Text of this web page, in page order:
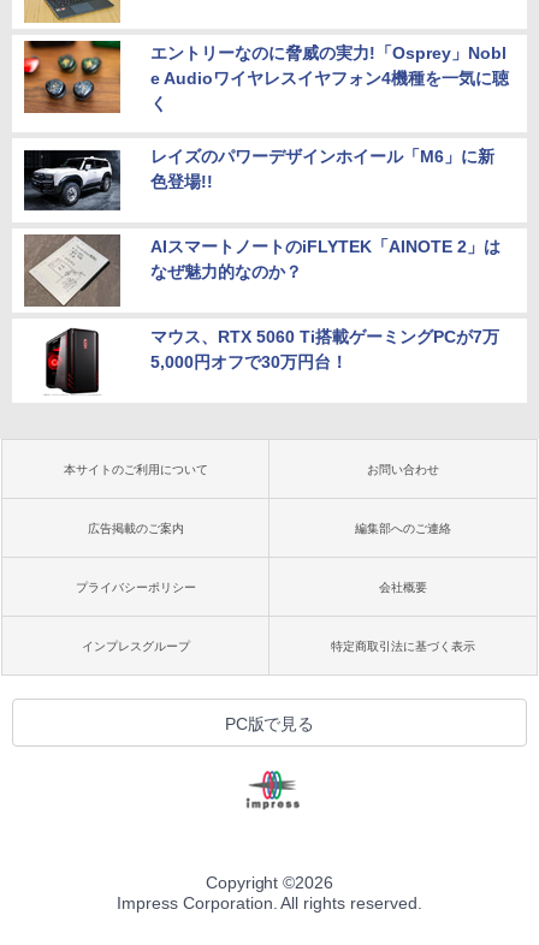
エントリーなのに脅威の実力!「Osprey」Nobl
e Audioワイヤレスイヤフォン4機種を一気に聴
く
レイズのパワーデザインホイール「M6」に新
色登場!!
AIスマートノートのiFLYTEK「AINOTE 2」は
なぜ魅力的なのか？
マウス、RTX 5060 Ti搭載ゲーミングPCが7万
5,000円オフで30万円台！
本サイトのご利用について お問い合わせ
広告掲載のご案内 編集部へのご連絡
プライバシーポリシー 会社概要
インプレスグループ 特定商取引法に基づく表示
PC版で見る
Copyright ©2026
Impress Corporation. All rights reserved.